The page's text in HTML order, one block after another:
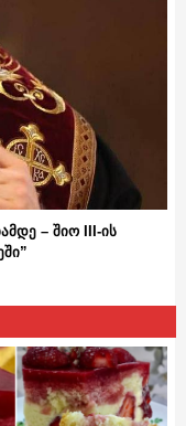
– შიო III-ის